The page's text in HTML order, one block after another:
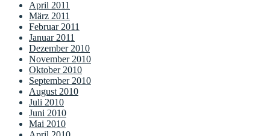
April 2011
März 2011
Februar 2011
Januar 2011
Dezember 2010
November 2010
Oktober 2010
September 2010
August 2010
Juli 2010
Juni 2010
Mai 2010